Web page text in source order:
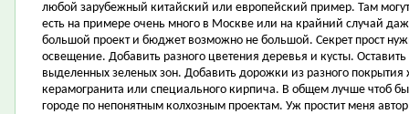
любой зарубежный китайский или европейский пример. Там
есть на примере очень много в Москве или на крайний случай
большой проект и бюджет возможно не большой. Секрет прост
освещение. Добавить разного цветения деревья и кусты.
выделенных зеленых зон. Добавить дорожки из разного покрытия
керамогранита или специального кирпича. В общем лучше чтоб
городе по непонятным колхозным проектам. Уж простит меня